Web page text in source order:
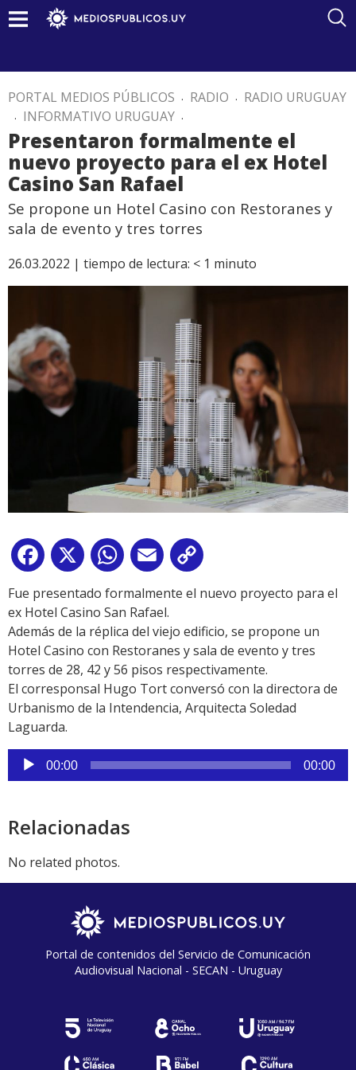
PORTAL MEDIOS PÚBLICOS . RADIO . RADIO URUGUAY
. INFORMATIVO URUGUAY .
Presentaron formalmente el
nuevo proyecto para el ex Hotel
Casino San Rafael
Se propone un Hotel Casino con Restoranes y
sala de evento y tres torres
26.03.2022 | tiempo de lectura: < 1 minuto
Facebook
X WhatsApp
Email
Link
Fue presentado formalmente el nuevo proyecto para el
ex Hotel Casino San Rafael.
Además de la réplica del viejo edificio, se propone un
Hotel Casino con Restoranes y sala de evento y tres
torres de 28, 42 y 56 pisos respectivamente.
El corresponsal Hugo Tort conversó con la directora de
Urbanismo de la Intendencia, Arquitecta Soledad
Laguarda.
Reproductor
de
00:00 00:00
Relacionadas
No related photos.
Portal de contenidos del Servicio de Comunicación
Audiovisual Nacional - SECAN - Uruguay